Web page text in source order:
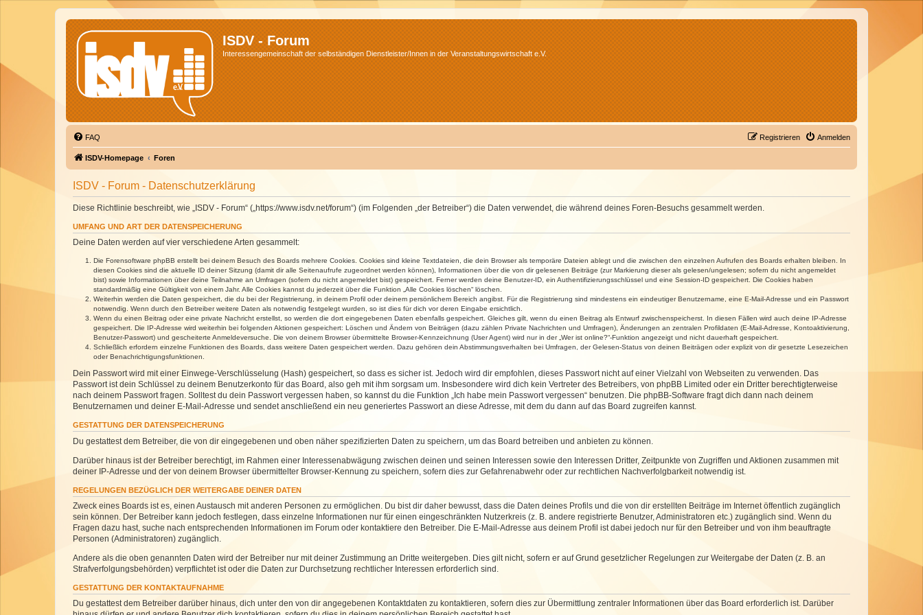
ISDV - Forum
Interessengemeinschaft der selbständigen Dienstleister/Innen in der Veranstaltungswirtschaft e.V.
FAQ Anmelden
Registrieren
ISDV-Homepage Foren
ISDV - Forum - Datenschutzerklärung
Diese Richtlinie beschreibt, wie „ISDV - Forum“ („https://www.isdv.net/forum“) (im Folgenden „der Betreiber“) die Daten verwendet, die während deines Foren-Besuchs gesammelt werden.
UMFANG UND ART DER DATENSPEICHERUNG
Deine Daten werden auf vier verschiedene Arten gesammelt:
Die Forensoftware phpBB erstellt bei deinem Besuch des Boards mehrere Cookies. Cookies sind kleine Textdateien, die dein Browser als temporäre Dateien ablegt und die zwischen den einzelnen Aufrufen des Boards erhalten bleiben. In
diesen Cookies sind die aktuelle ID deiner Sitzung (damit dir alle Seitenaufrufe zugeordnet werden können), Informationen über die von dir gelesenen Beiträge (zur Markierung dieser als gelesen/ungelesen; sofern du nicht angemeldet
bist) sowie Informationen über deine Teilnahme an Umfragen (sofern du nicht angemeldet bist) gespeichert. Ferner werden deine Benutzer-ID, ein Authentifizierungsschlüssel und eine Session-ID gespeichert. Die Cookies haben
standardmäßig eine Gültigkeit von einem Jahr. Alle Cookies kannst du jederzeit über die Funktion „Alle Cookies löschen“ löschen.
Weiterhin werden die Daten gespeichert, die du bei der Registrierung, in deinem Profil oder deinem persönlichem Bereich angibst. Für die Registrierung sind mindestens ein eindeutiger Benutzername, eine E-Mail-Adresse und ein Passwort
notwendig. Wenn durch den Betreiber weitere Daten als notwendig festgelegt wurden, so ist dies für dich vor deren Eingabe ersichtlich.
Wenn du einen Beitrag oder eine private Nachricht erstellst, so werden die dort eingegebenen Daten ebenfalls gespeichert. Gleiches gilt, wenn du einen Beitrag als Entwurf zwischenspeicherst. In diesen Fällen wird auch deine IP-Adresse
gespeichert. Die IP-Adresse wird weiterhin bei folgenden Aktionen gespeichert: Löschen und Ändern von Beiträgen (dazu zählen Private Nachrichten und Umfragen), Änderungen an zentralen Profildaten (E-Mail-Adresse, Kontoaktivierung,
Benutzer-Passwort) und gescheiterte Anmeldeversuche. Die von deinem Browser übermittelte Browser-Kennzeichnung (User Agent) wird nur in der „Wer ist online?“-Funktion angezeigt und nicht dauerhaft gespeichert.
Schließlich erfordern einzelne Funktionen des Boards, dass weitere Daten gespeichert werden. Dazu gehören dein Abstimmungsverhalten bei Umfragen, der Gelesen-Status von deinen Beiträgen oder explizit von dir gesetzte Lesezeichen
oder Benachrichtigungsfunktionen.
Dein Passwort wird mit einer Einwege-Verschlüsselung (Hash) gespeichert, so dass es sicher ist. Jedoch wird dir empfohlen, dieses Passwort nicht auf einer Vielzahl von Webseiten zu verwenden. Das
Passwort ist dein Schlüssel zu deinem Benutzerkonto für das Board, also geh mit ihm sorgsam um. Insbesondere wird dich kein Vertreter des Betreibers, von phpBB Limited oder ein Dritter berechtigterweise
nach deinem Passwort fragen. Solltest du dein Passwort vergessen haben, so kannst du die Funktion „Ich habe mein Passwort vergessen“ benutzen. Die phpBB-Software fragt dich dann nach deinem
Benutzernamen und deiner E-Mail-Adresse und sendet anschließend ein neu generiertes Passwort an diese Adresse, mit dem du dann auf das Board zugreifen kannst.
GESTATTUNG DER DATENSPEICHERUNG
Du gestattest dem Betreiber, die von dir eingegebenen und oben näher spezifizierten Daten zu speichern, um das Board betreiben und anbieten zu können.
Darüber hinaus ist der Betreiber berechtigt, im Rahmen einer Interessenabwägung zwischen deinen und seinen Interessen sowie den Interessen Dritter, Zeitpunkte von Zugriffen und Aktionen zusammen mit
deiner IP-Adresse und der von deinem Browser übermittelter Browser-Kennung zu speichern, sofern dies zur Gefahrenabwehr oder zur rechtlichen Nachverfolgbarkeit notwendig ist.
REGELUNGEN BEZÜGLICH DER WEITERGABE DEINER DATEN
Zweck eines Boards ist es, einen Austausch mit anderen Personen zu ermöglichen. Du bist dir daher bewusst, dass die Daten deines Profils und die von dir erstellten Beiträge im Internet öffentlich zugänglich
sein können. Der Betreiber kann jedoch festlegen, dass einzelne Informationen nur für einen eingeschränkten Nutzerkreis (z. B. andere registrierte Benutzer, Administratoren etc.) zugänglich sind. Wenn du
Fragen dazu hast, suche nach entsprechenden Informationen im Forum oder kontaktiere den Betreiber. Die E-Mail-Adresse aus deinem Profil ist dabei jedoch nur für den Betreiber und von ihm beauftragte
Personen (Administratoren) zugänglich.
Andere als die oben genannten Daten wird der Betreiber nur mit deiner Zustimmung an Dritte weitergeben. Dies gilt nicht, sofern er auf Grund gesetzlicher Regelungen zur Weitergabe der Daten (z. B. an
Strafverfolgungsbehörden) verpflichtet ist oder die Daten zur Durchsetzung rechtlicher Interessen erforderlich sind.
GESTATTUNG DER KONTAKTAUFNAHME
Du gestattest dem Betreiber darüber hinaus, dich unter den von dir angegebenen Kontaktdaten zu kontaktieren, sofern dies zur Übermittlung zentraler Informationen über das Board erforderlich ist. Darüber